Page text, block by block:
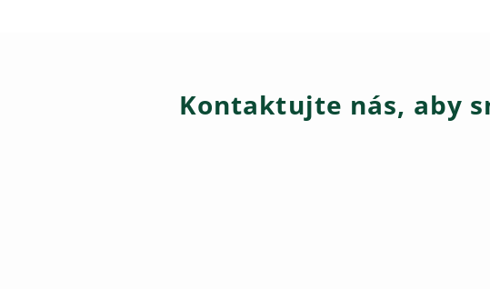
Kontaktujte nás, aby